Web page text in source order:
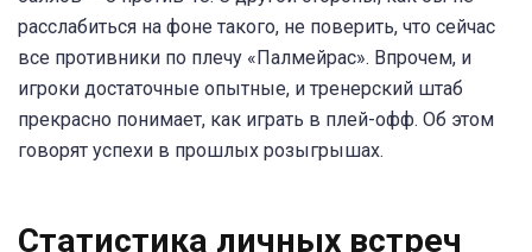
расслабиться на фоне такого, не поверить, что сейчас
все противники по плечу «Палмейрас». Впрочем, и
игроки достаточные опытные, и тренерский штаб
прекрасно понимает, как играть в плей-офф. Об этом
говорят успехи в прошлых розыгрышах.
Статистика личных встреч